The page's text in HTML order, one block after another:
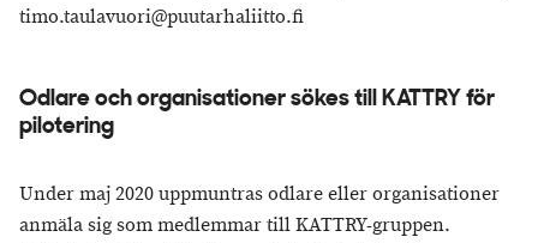
timo.taulavuori@puutarhaliitto.fi
Odlare och organisationer sökes till KATTRY för
pilotering
Under maj 2020 uppmuntras odlare eller organisationer
anmäla sig som medlemmar till KATTRY-gruppen.